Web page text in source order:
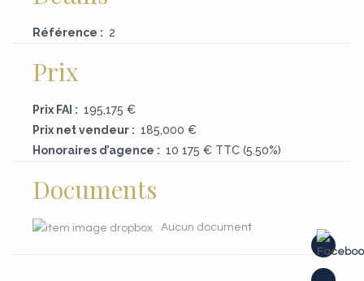
Référence : 2
Prix
Prix FAI : 195,175 €
Prix net vendeur : 185,000 €
Honoraires d’agence : 10 175 € TTC (5.50%)
Documents
Aucun document